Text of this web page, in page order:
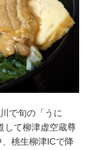
で旬の「うに
して柳津虚空蔵尊
桃生柳津ICで降